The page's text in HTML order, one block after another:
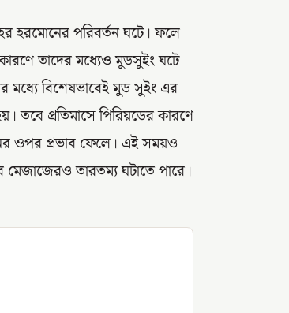
হরমোনের পরিবর্তন ঘটে। ফলে
তাদের মধ্যেও মুডসুইং ঘটে
মধ্যে বিশেষভাবেই মুড সুইং এর
তবে প্রতিমাসে পিরিয়ডের কারণে
ওপর প্রভাব ফেলে। এই সময়ও
মেজাজেরও তারতম্য ঘটাতে পারে।